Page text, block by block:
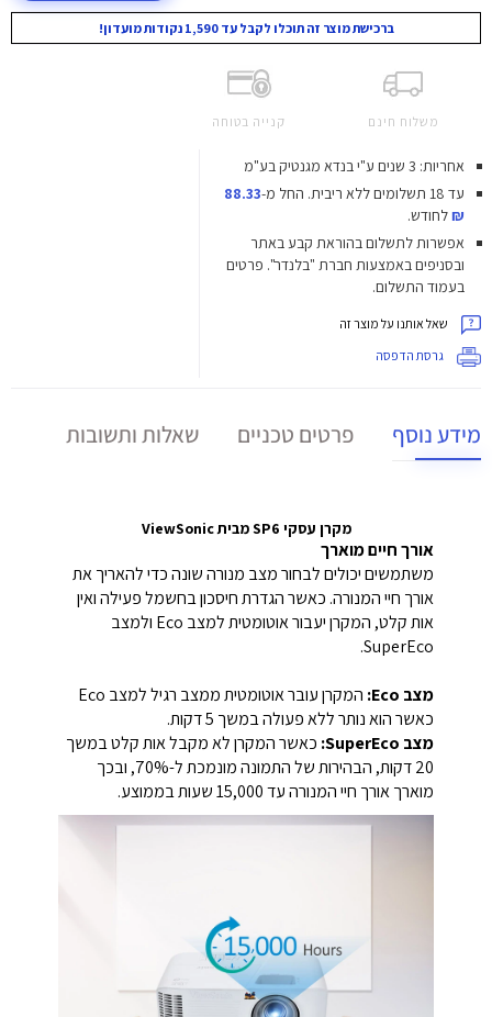
ברכישת מוצר זה תוכלו לקבל עד 1,590 נקודות מועדון!
משלוח חינם קנייה בטוחה
אחריות: 3 שנים ע"י בנדא מגנטיק בע"מ
עד 18 תשלומים ללא ריבית.
החל מ-88.33
₪לחודש.
אפשרות לתשלום בהוראת קבע באתר
ובסניפים באמצעות חברת "בלנדר". פרטים
בעמוד התשלום.
שאל אותנו על מוצר זה
גרסת הדפסה
מידע נוסף פרטים טכניים שאלות ותשובות
מקרן עסקי SP6 מבית ViewSonic
אורך חיים מוארך
משתמשים יכולים לבחור מצב מנורה שונה כדי להאריך את
אורך חיי המנורה. כאשר הגדרת חיסכון בחשמל פעילה ואין
אות קלט, המקרן יעבור אוטומטית למצב Eco ולמצב
SuperEco.
מצב Eco:
המקרן עובר אוטומטית ממצב רגיל למצב Eco
כאשר הוא נותר ללא פעולה במשך 5 דקות.
מצב SuperEco:
כאשר המקרן לא מקבל אות קלט במשך
20 דקות, הבהירות של התמונה מונמכת ל-70%, ובכך
מוארך אורך חיי המנורה עד 15,000 שעות בממוצע.